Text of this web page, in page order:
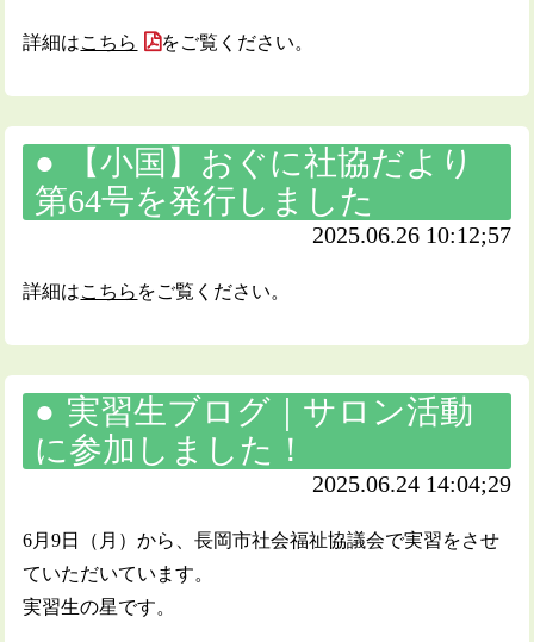
詳細はこちら をご覧ください。
【小国】おぐに社協だより
第64号を発行しました
2025.06.26 10:12;57
詳細はこちら をご覧ください。
実習生ブログ｜サロン活動
に参加しました！
2025.06.24 14:04;29
6月9日（月）から、長岡市社会福祉協議会で実習をさせ
ていただいています。
実習生の星です。